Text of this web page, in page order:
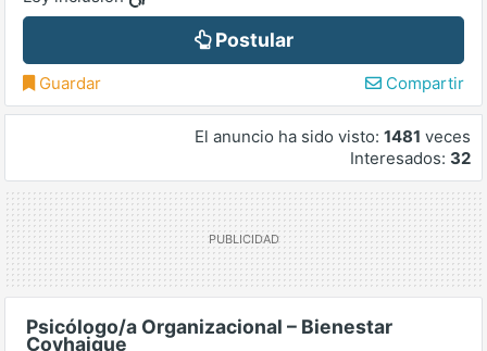
Postular
Guardar Compartir
El anuncio ha sido visto: 1481 veces
Interesados: 32
Psicólogo/a Organizacional – Bienestar
Coyhaique